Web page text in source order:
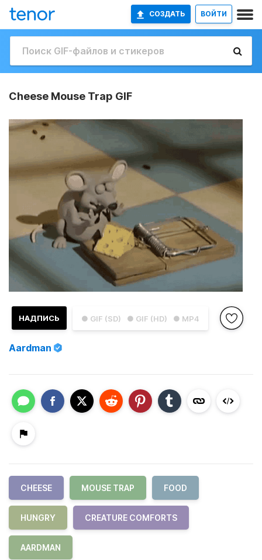
СОЗДАТЬ ВОЙТИ
Cheese Mouse Trap GIF
● GIF (SD) ● GIF (HD) ● MP4
НАДПИСЬ
Aardman
CHEESE MOUSE TRAP FOOD
HUNGRY CREATURE COMFORTS
AARDMAN